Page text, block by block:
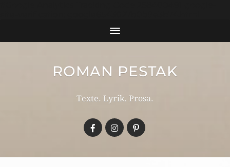
ROMAN PESTAK
Texte. Lyrik. Prosa.